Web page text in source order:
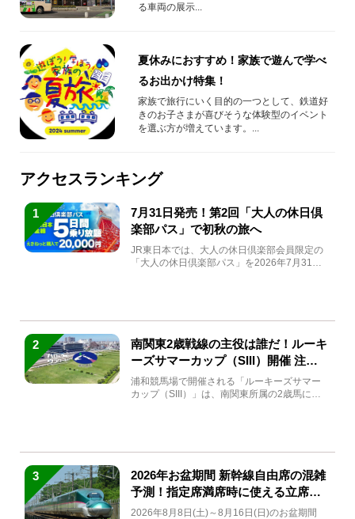
る車両の展示...
夏休みにおすすめ！家族で遊んで学べ
るお出かけ特集！
家族で旅行にいく目的の一つとして、鉄道好
きのお子さまが喜びそうな体験型のイベント
を選ぶ方が増えています。...
アクセスランキング
1
7月31日発売！第2回「大人の休日倶
楽部パス」で初秋の旅へ
JR東日本では、大人の休日倶楽部会員限定の
「大人の休日倶楽部パス」を2026年7月31日
2
南関東2歳戦線の主役は誰だ！ルーキ
ーズサマーカップ（SIII）開催 注目
馬と見どころをチェック
浦和競馬場で開催される「ルーキーズサマー
カップ（SIII）」は、南関東所属の2歳馬によ
3
2026年お盆期間 新幹線自由席の混雑
予測！指定席満席時に使える立席特
急券も解説
2026年8月8日(土)～8月16日(日)のお盆期間